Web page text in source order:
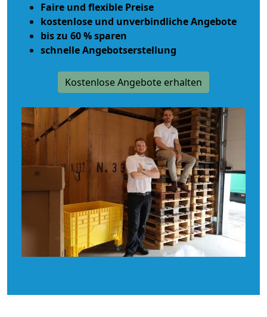
Faire und flexible Preise
kostenlose und unverbindliche Angebote
bis zu 60 % sparen
schnelle Angebotserstellung
Kostenlose Angebote erhalten